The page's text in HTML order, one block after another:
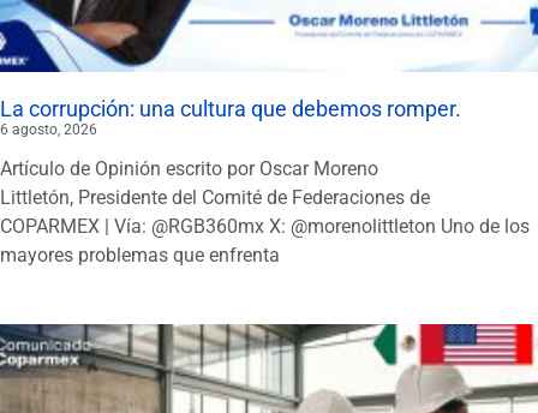
La corrupción: una cultura que debemos romper.
6 agosto, 2026
Artículo de Opinión escrito por Oscar Moreno
Littletón, Presidente del Comité de Federaciones de
COPARMEX | Vía: @RGB360mx X: @morenolittleton Uno de los
mayores problemas que enfrenta